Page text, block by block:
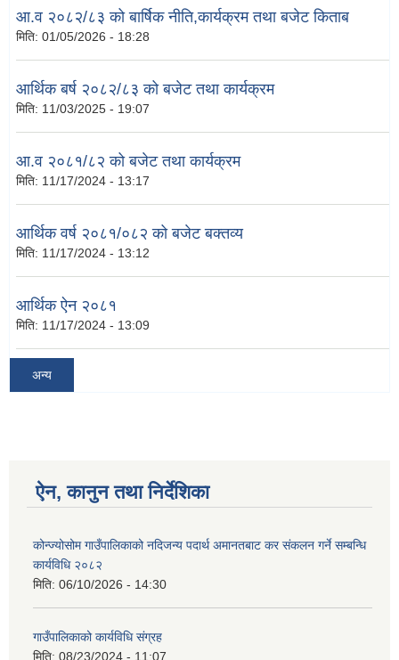
आ.व २०८२/८३ को बार्षिक नीति,कार्यक्रम तथा बजेट किताब
मिति: 01/05/2026 - 18:28
आर्थिक बर्ष २०८२/८३ को बजेट तथा कार्यक्रम
मिति: 11/03/2025 - 19:07
आ.व २०८१/८२ को बजेट तथा कार्यक्रम
मिति: 11/17/2024 - 13:17
आर्थिक वर्ष २०८१/०८२ को बजेट बक्तव्य
मिति: 11/17/2024 - 13:12
आर्थिक ऐन २०८१
मिति: 11/17/2024 - 13:09
अन्य
ऐन, कानुन तथा निर्देशिका
कोन्ज्योसोम गाउँपालिकाको नदिजन्य पदार्थ अमानतबाट कर संकलन गर्ने सम्बन्धि
कार्यविधि २०८२
मिति: 06/10/2026 - 14:30
गाउँपालिकाको कार्यविधि संग्रह
मिति: 08/23/2024 - 11:07